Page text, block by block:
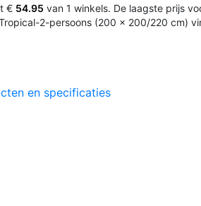
€ 54.95 van 1 winkels. De laagste prijs
2-persoons (200 x 200/220 cm)
en specificaties